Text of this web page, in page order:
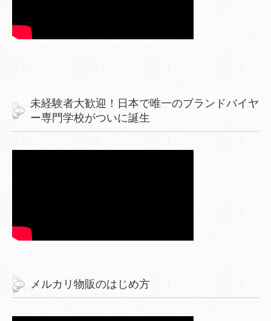
未経験者大歓迎！日本で唯一のブランドバイヤ
ー専門学校がついに誕生
メルカリ物販のはじめ方